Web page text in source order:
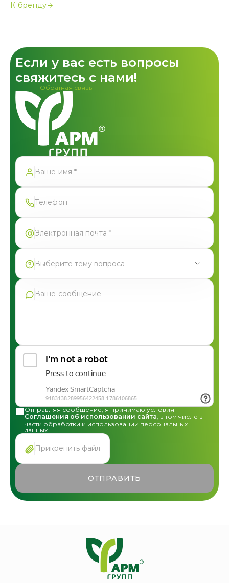
К бренду
Если у вас есть вопросы
свяжитесь с нами!
Обратная связь
Выберите тему вопроса
Продукция Фармгрупп
Отправляя сообщение, я принимаю условия
Соглашения об использовании сайта , в том числе в
части обработки и использовании персональных
данных.
Прикрепить файл
ОТПРАВИТЬ
Форма успешно отправлена